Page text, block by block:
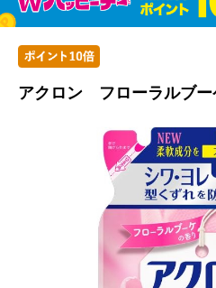
アクロン フローラルブ